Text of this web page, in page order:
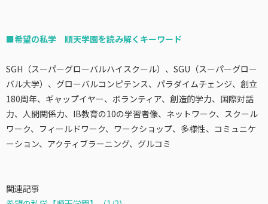
■希望の私学 順天学園を読み解くキーワード
SGH（スーパーグローバルハイスクール）、SGU（スーパーグロー
バル大学）、グローバルコンピテンス、パラダイムチェンジ、創立
180周年、ギャップイヤー、ボランティア、創造的学力、国際対話
力、人間関係力、IB教育の10の学習者像、ネットワーク、スクール
ワーク、フィールドワーク、ワークショップ、多様性、コミュニケ
ーション、アクティブラーニング、グルコミ
関連記事